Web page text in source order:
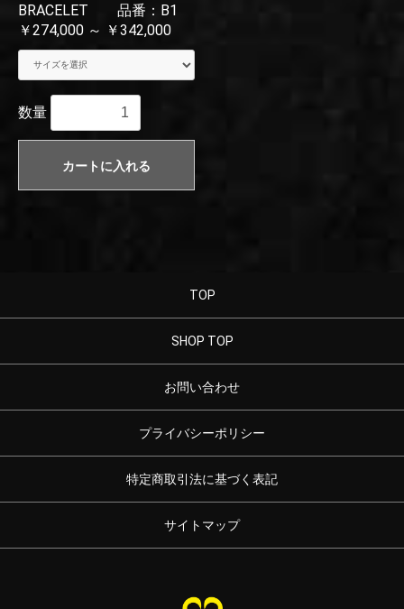
BRACELET 品番：B1
￥274,000 ～ ￥342,000
数量
カートに入れる
TOP
SHOP TOP
お問い合わせ
プライバシーポリシー
特定商取引法に基づく表記
サイトマップ